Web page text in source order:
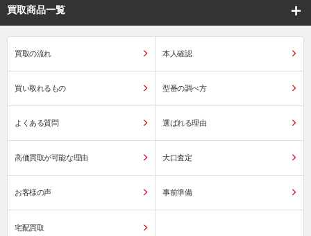
買取商品一覧
買取の流れ 本人確認
買い取れるもの 型番の調べ方
よくある質問 選ばれる理由
高価買取が可能な理由 大口査定
お客様の声 事前準備
宅配買取